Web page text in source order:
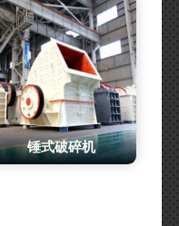
锤式破碎机